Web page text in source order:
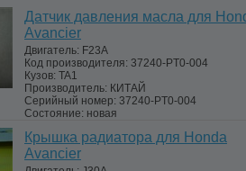
Датчик давления масла для
Avancier
Двигатель: F23A
Код производителя: 37240-PT0-004
Кузов: TA1
Производитель: КИТАЙ
Серийный номер: 37240-PT0-004
Состояние: новая
Крышка радиатора для Honda
Avancier